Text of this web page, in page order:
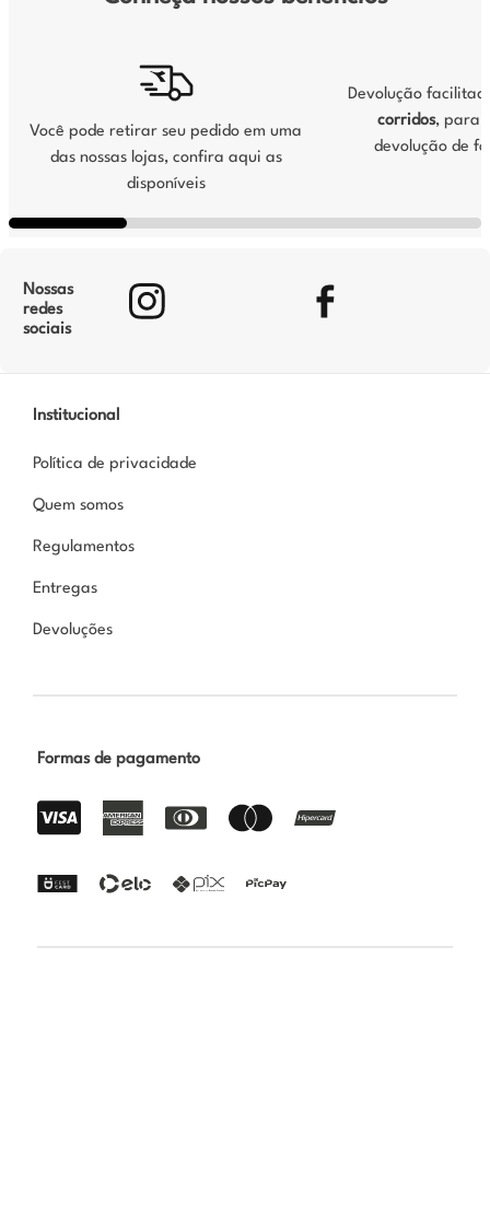
Você pode retirar seu pedido em uma
das nossas lojas, confira aqui as
disponíveis
Devolução
corridos, para
devolução de
Nossas
redes
sociais
Institucional
Política de privacidade
Quem somos
Regulamentos
Entregas
Devoluções
Formas de pagamento